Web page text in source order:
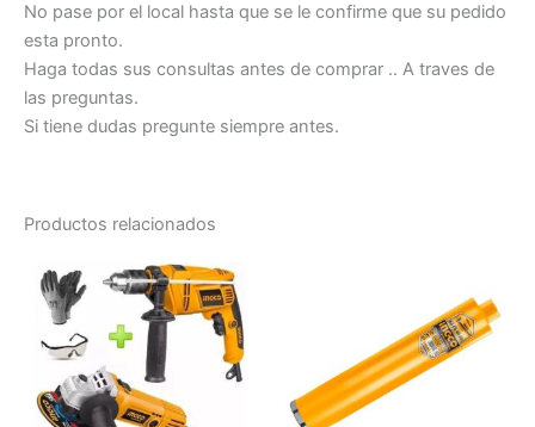
No pase por el local hasta que se le confirme que su pedido
esta pronto.
Haga todas sus consultas antes de comprar .. A traves de
las preguntas.
Si tiene dudas pregunte siempre antes.
Productos relacionados